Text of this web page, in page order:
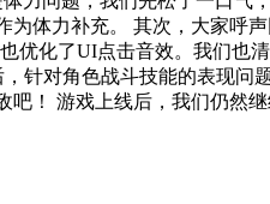
体力补充。 其次，大家呼
化了UI点击音效。我们也
针对角色战斗技能的表现
！ 游戏上线后，我们仍然